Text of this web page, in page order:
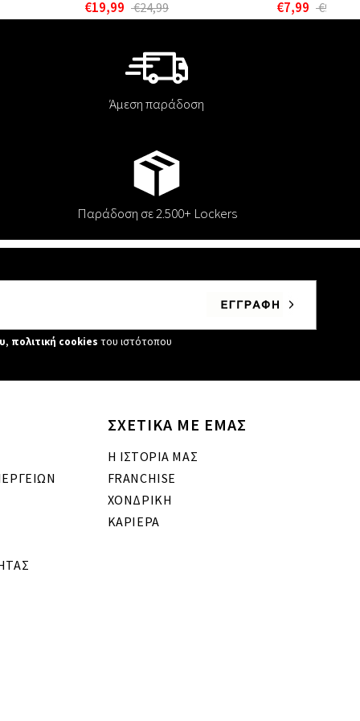
€19,99 €24,99 €7,99 €9,99
Άμεση παράδοση
Παράδοση σε 2.500+ Lockers
, πολιτική cookies του ιστότοπου
ΣΧΕΤΙΚΑ ΜΕ ΕΜΑΣ
Η ΙΣΤΟΡΙΑ ΜΑΣ
FRANCHISE
ΧΟΝΔΡΙΚΗ
ΚΑΡΙΕΡΑ